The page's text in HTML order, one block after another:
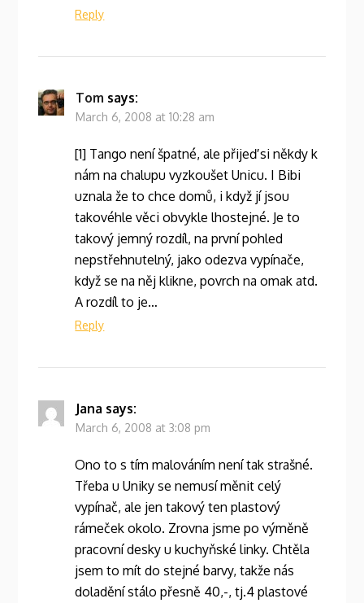
Reply
Tom says:
March 6, 2008 at 10:28 am
[1] Tango není špatné, ale přijeď si někdy k
nám na chalupu vyzkoušet Unicu. I Bibi
uznala že to chce domů, i když jí jsou
takovéhle věci obvykle lhostejné. Je to
takový jemný rozdíl, na první pohled
nepstřehnutelný, jako odezva vypínače,
když se na něj klikne, povrch na omak atd.
A rozdíl to je…
Reply
Jana says:
March 6, 2008 at 3:08 pm
Ono to s tím malováním není tak strašné.
Třeba u Uniky se nemusí měnit celý
vypínač, ale jen takový ten plastový
rámeček okolo. Zrovna jsme po výměně
pracovní desky u kuchyňské linky. Chtěla
jsem to mít do stejné barvy, takže nás
doladění stálo přesně 40,-, tj.4 plastové